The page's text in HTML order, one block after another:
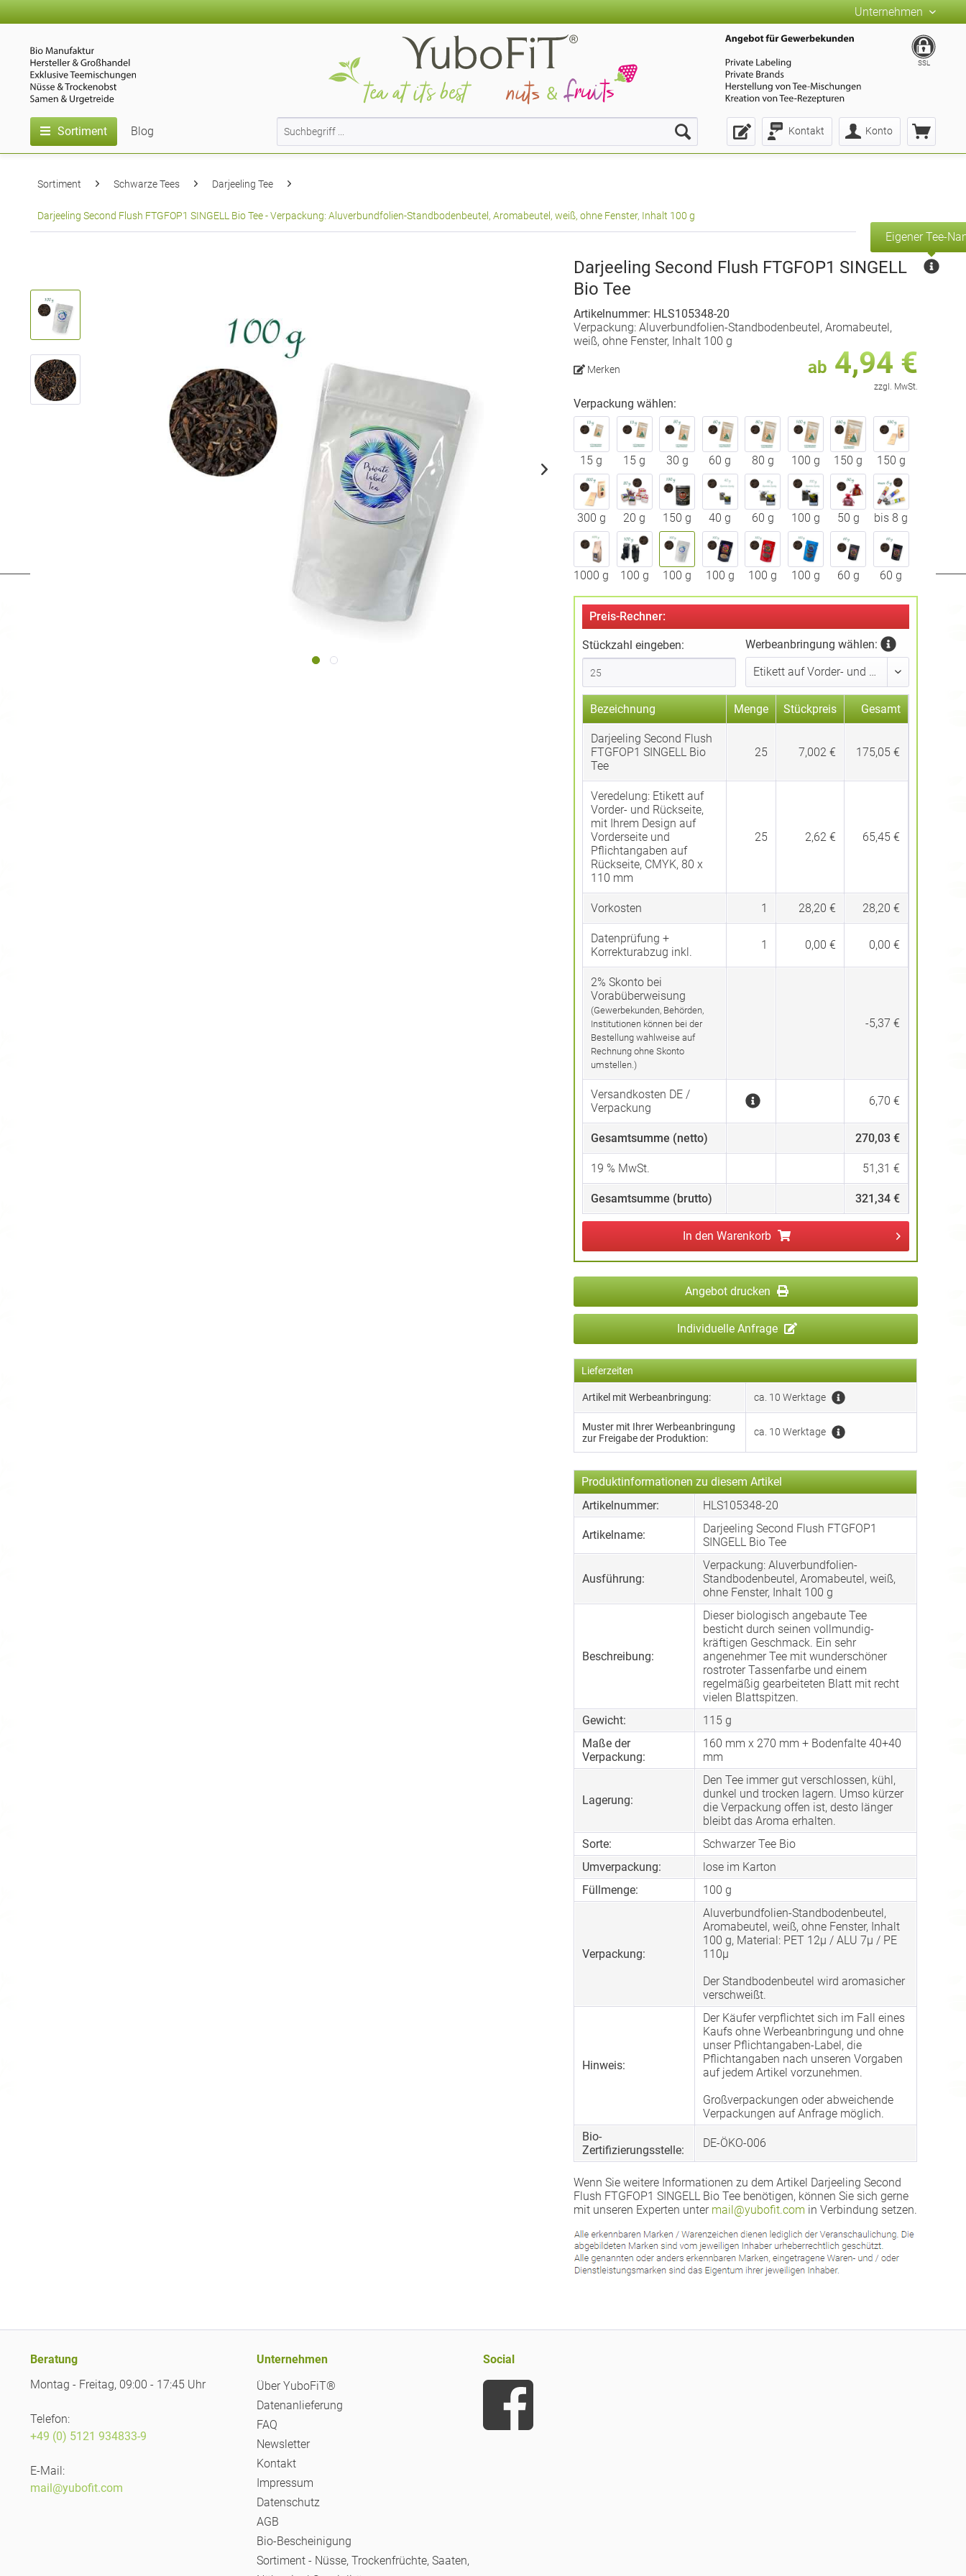
Unternehmen
Kontakt Konto
SSL
Sortiment Blog
Sortiment Schwarze Tees Darjeeling Tee
Darjeeling Second Flush FTGFOP1 SINGELL Bio Tee - Verpackung: Aluverbundfolien-Standbodenbeutel, Aromabeutel, weiß, ohne Fenster, Inhalt 100 g
Darjeeling Second Flush FTGFOP1 SINGELL
Bio Tee
Eigener Tee-
Artikelnummer: HLS105348-20
Verpackung: Aluverbundfolien-Standbodenbeutel, Aromabeutel,
weiß, ohne Fenster, Inhalt 100 g
ab 4,94 €
zzgl. MwSt.
Merken
Verpackung wählen:
15 g 15 g 30 g 60 g 80 g 100 g 150 g 150 g
300 g 20 g 150 g 40 g 60 g 100 g 50 g bis 8 g
1000 g 100 g 100 g 100 g 100 g 100 g 60 g 60 g
Preis-Rechner:
Stückzahl eingeben: Werbeanbringung wählen:
Bezeichnung Menge Stückpreis Gesamt
Darjeeling Second Flush
FTGFOP1 SINGELL Bio
Tee
25 7,002 € 175,05 €
Veredelung: Etikett auf
Vorder- und Rückseite,
mit Ihrem Design auf
Vorderseite und
Pflichtangaben auf
Rückseite, CMYK, 80 x
110 mm
25 2,62 € 65,45 €
Vorkosten 1 28,20 € 28,20 €
Datenprüfung +
Korrekturabzug inkl.
1 0,00 € 0,00 €
2% Skonto bei
Vorabüberweisung
(Gewerbekunden, Behörden,
Institutionen können bei der
Bestellung wahlweise auf
Rechnung ohne Skonto
umstellen.)
-5,37 €
Versandkosten DE /
Verpackung
6,70 €
Gesamtsumme (netto) 270,03 €
19 % MwSt. 51,31 €
Gesamtsumme (brutto) 321,34 €
In den Warenkorb
Angebot drucken
Individuelle Anfrage
Lieferzeiten
Artikel mit Werbeanbringung: ca. 10 Werktage
Muster mit Ihrer Werbeanbringung
zur Freigabe der Produktion:
ca. 10 Werktage
Produktinformationen zu diesem Artikel
Artikelnummer:
HLS105348-20
Artikelname:
Darjeeling Second Flush FTGFOP1
SINGELL Bio Tee
Ausführung:
Verpackung: Aluverbundfolien-
Standbodenbeutel, Aromabeutel, weiß,
ohne Fenster, Inhalt 100 g
Beschreibung:
Dieser biologisch angebaute Tee
besticht durch seinen vollmundig-
kräftigen Geschmack. Ein sehr
angenehmer Tee mit wunderschöner
rostroter Tassenfarbe und einem
regelmäßig gearbeiteten Blatt mit recht
vielen Blattspitzen.
Gewicht:
115 g
Maße der
Verpackung:
160 mm x 270 mm + Bodenfalte 40+40
mm
Lagerung:
Den Tee immer gut verschlossen, kühl,
dunkel und trocken lagern. Umso kürzer
die Verpackung offen ist, desto länger
bleibt das Aroma erhalten.
Sorte:
Schwarzer Tee Bio
Umverpackung:
lose im Karton
Füllmenge:
100 g
Verpackung:
Aluverbundfolien-Standbodenbeutel,
Aromabeutel, weiß, ohne Fenster, Inhalt
100 g, Material: PET 12µ / ALU 7µ / PE
110µ
Der Standbodenbeutel wird aromasicher
verschweißt.
Hinweis:
Der Käufer verpflichtet sich im Fall eines
Kaufs ohne Werbeanbringung und ohne
unser Pflichtangaben-Label, die
Pflichtangaben nach unseren Vorgaben
auf jedem Artikel vorzunehmen.
Großverpackungen oder abweichende
Verpackungen auf Anfrage möglich.
Bio-
Zertifizierungsstelle:
DE-ÖKO-006
Wenn Sie weitere Informationen zu dem Artikel Darjeeling Second
Flush FTGFOP1 SINGELL Bio Tee benötigen, können Sie sich gerne
mit unseren Experten unter mail@yubofit.com in Verbindung setzen.
Beratung
Montag - Freitag, 09:00 - 17:45 Uhr
Telefon:
+49 (0) 5121 934833-9
E-Mail:
mail@yubofit.com
Unternehmen
Über YuboFiT®
Datenanlieferung
FAQ
Newsletter
Kontakt
Impressum
Datenschutz
AGB
Bio-Bescheinigung
Sortiment - Nüsse, Trockenfrüchte, Saaten,
Social